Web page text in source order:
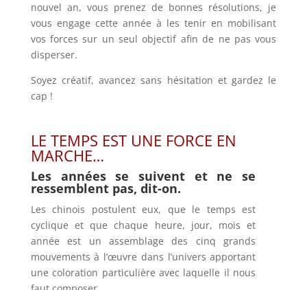
nouvel an, vous prenez de bonnes résolutions, je
vous engage cette année à les tenir en mobilisant
vos forces sur un seul objectif afin de ne pas vous
disperser.
Soyez créatif, avancez sans hésitation et gardez le
cap !
LE TEMPS EST UNE FORCE EN
MARCHE…
Les années se suivent et ne se
ressemblent pas, dit-on.
Les chinois postulent eux, que le temps est
cyclique et que chaque heure, jour, mois et
année est un assemblage des cinq grands
mouvements à l’œuvre dans l’univers apportant
une coloration particulière avec laquelle il nous